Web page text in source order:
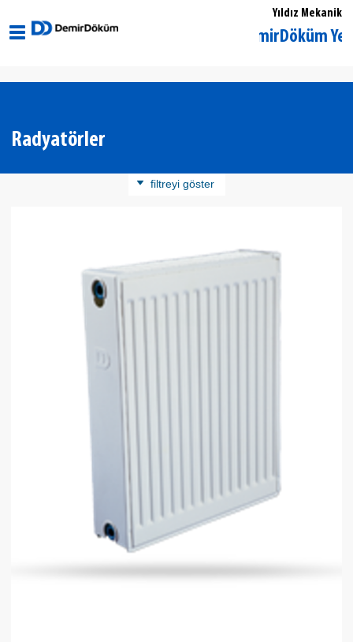
Yıldız Mekanik
Kırklareli Merkez DemirDöküm Yetkili
Radyatörler
filtreyi göster